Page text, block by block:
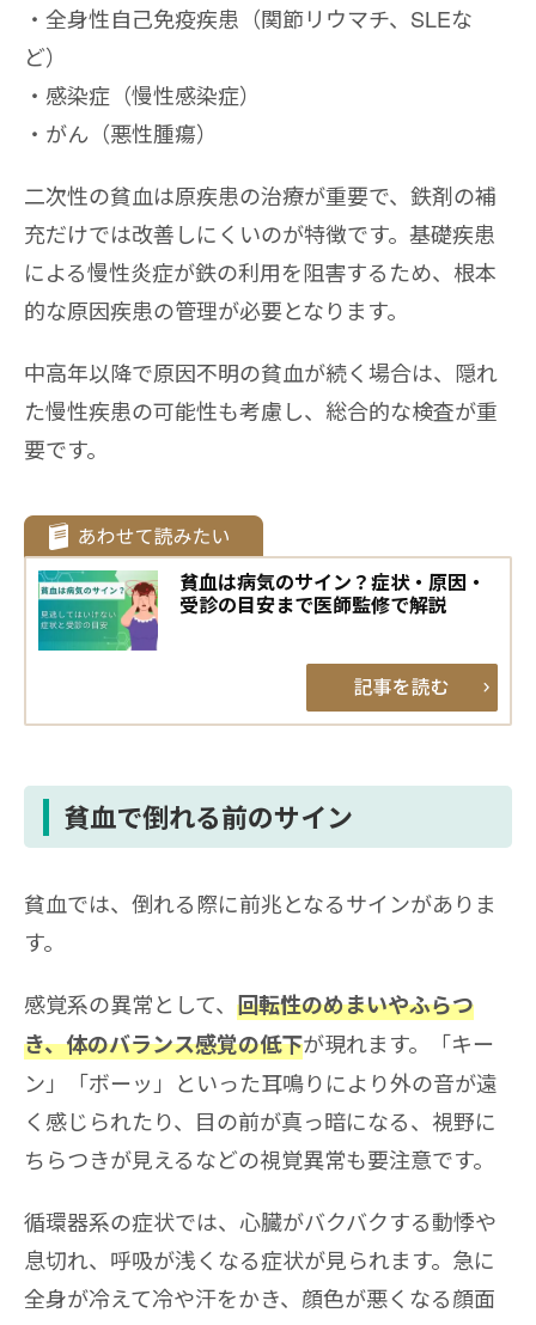
全身性自己免疫疾患（関節リウマチ、SLEな
ど）
感染症（慢性感染症）
がん（悪性腫瘍）
二次性の貧血は原疾患の治療が重要で、鉄剤の補
充だけでは改善しにくいのが特徴です。基礎疾患
による慢性炎症が鉄の利用を阻害するため、根本
的な原因疾患の管理が必要となります。
中高年以降で原因不明の貧血が続く場合は、隠れ
た慢性疾患の可能性も考慮し、総合的な検査が重
要です。
貧血は病気のサイン？症状・原因・
受診の目安まで医師監修で解説
貧血で倒れる前のサイン
貧血では、倒れる際に前兆となるサインがありま
す。
感覚系の異常として、 回転性のめまいやふらつ
き、体のバランス感覚の低下が現れます。「キー
ン」「ボーッ」といった耳鳴りにより外の音が遠
く感じられたり、目の前が真っ暗になる、視野に
ちらつきが見えるなどの視覚異常も要注意です。
循環器系の症状では、心臓がバクバクする動悸や
息切れ、呼吸が浅くなる症状が見られます。急に
全身が冷えて冷や汗をかき、顔色が悪くなる顔面